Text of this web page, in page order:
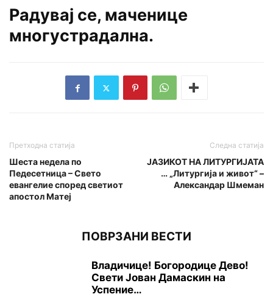
Радувај се, маченице
многустрадална.
Претходна статија
Шеста недела по
Педесетница – Свето
евангелие според светиот
апостол Матеј
Следна статија
ЈАЗИКОТ НА ЛИТУРГИЈАТА
… „Литургија и живот“ –
Александар Шмеман
ПОВРЗАНИ ВЕСТИ
Владичице! Богородице Дево!
Свети Јован Дамаскин на
Успение…